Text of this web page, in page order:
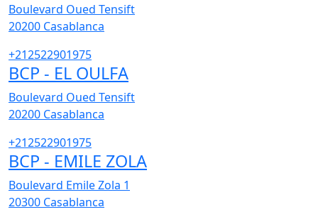
Boulevard Oued Tensift
20200 Casablanca
+212522901975
BCP - EL OULFA
Boulevard Oued Tensift
20200 Casablanca
+212522901975
BCP - EMILE ZOLA
Boulevard Emile Zola 1
20300 Casablanca